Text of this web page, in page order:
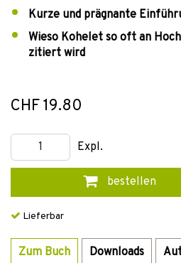
Kurze und prägnante
Wieso Kohelet so oft an
zitiert wird
CHF 19.80
Expl.
bestellen
Lieferbar
Zum Buch Downloads